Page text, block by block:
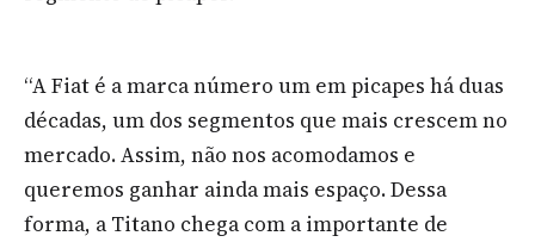
“A Fiat é a marca número um em picapes há duas
décadas, um dos segmentos que mais crescem no
mercado. Assim, não nos acomodamos e
queremos ganhar ainda mais espaço. Dessa
forma, a Titano chega com a importante de